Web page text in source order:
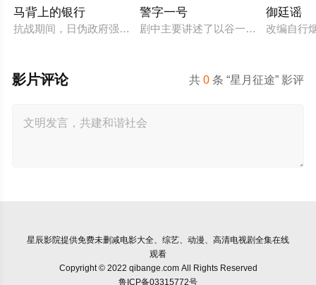
马背上的银行
抗战期间，日伪政府强行推广、使用由“中国准备银行”发行的
警字一号
剧中主要讲述了以谷一诚（李 崇霄
御廷谣
改编自行
共0 条 “星月征途” 影评
影片评论
星辰影院提供免费未删减电影大全、综艺、动漫、高清电视剧全集在线
观看
Copyright © 2022 qibange.com All Rights Reserved
鲁ICP备03315772号